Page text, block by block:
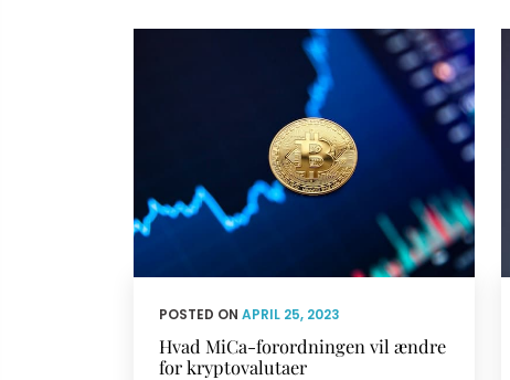
POSTED ON APRIL 25, 2023
Hvad MiCa-forordningen vil ændre
for kryptovalutaer